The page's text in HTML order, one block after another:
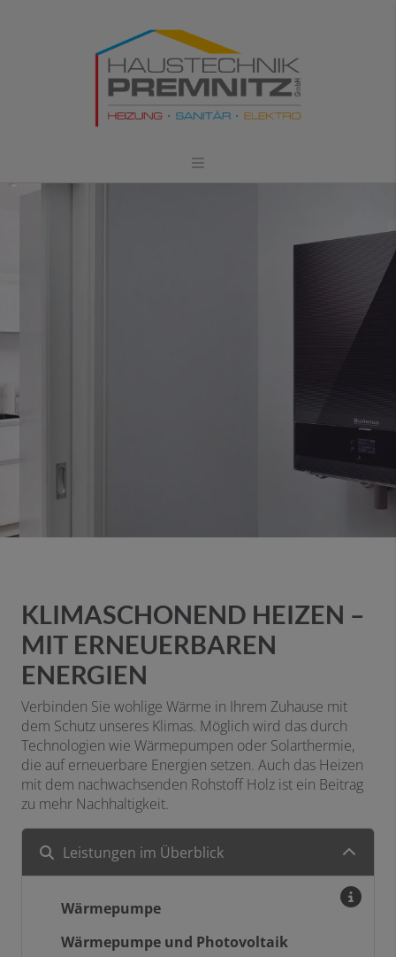
KLIMASCHONEND HEIZEN –
MIT ERNEUERBAREN
ENERGIEN
Verbinden Sie wohlige Wärme in Ihrem Zuhause mit
dem Schutz unseres Klimas. Möglich wird das durch
Technologien wie Wärmepumpen oder Solarthermie,
die auf erneuerbare Energien setzen. Auch das Heizen
mit dem nachwachsenden Rohstoff Holz ist ein Beitrag
zu mehr Nachhaltigkeit.
Leistungen im Überblick
Wärmepumpe
Wärmepumpe und Photovoltaik